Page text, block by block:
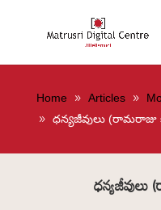
Home Articles
ధన్యజీవులు (రామరాజు
ధన్యజీవులు